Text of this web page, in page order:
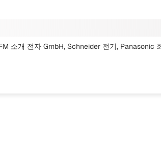
소개 전자 GmbH, Schneider 전기, Panasonic